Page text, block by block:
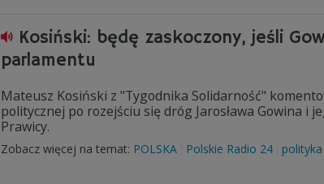
Kosiński: będę zaskoczony, jeśli
parlamentu
Mateusz Kosiński z "Tygodnika Solidarność"
politycznej po rozejściu się dróg Jarosława Gowina i
Prawicy.
Zobacz więcej na temat: POLSKA Polskie Radio 24 polityka